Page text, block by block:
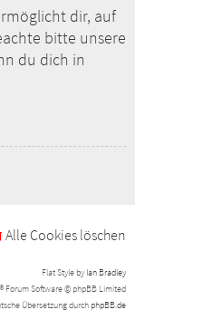
dir, auf
bitte unsere
du dich in
Alle Cookies löschen
Flat Style by Ian Bradley
® Forum Software © phpBB Limited
Übersetzung durch phpBB.de